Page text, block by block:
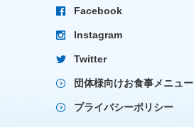
Facebook
Instagram
Twitter
団体様向けお食事メニュー
プライバシーポリシー